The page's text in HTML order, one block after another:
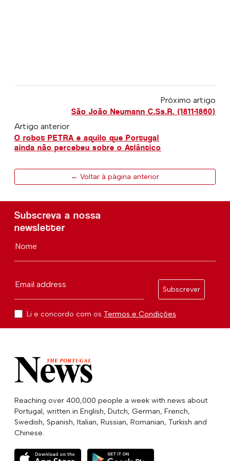
Próximo artigo
São João Neumann C.Ss.R. (1811-1860)
Artigo anterior
O robot PETRA e aquilo que Portugal
ainda não percebeu sobre o Atlântico
← Voltar à página anterior
Subscreva a nossa
newsletter
Nome
Email address
Subscrever
Li e concordo com os Termos e Condições
Reaching over 400,000 people a week with news about
Portugal, written in English, Dutch, German, French,
Swedish, Spanish, Italian, Russian, Romanian, Turkish and
Chinese.